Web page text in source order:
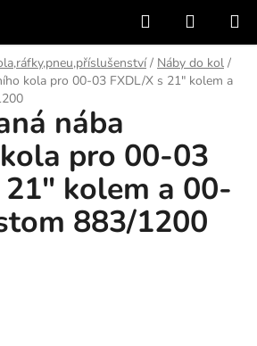
Hledat
KOŠÍK
/ Náby do kol /
kola pro 00-03 FXDL/X s 21" kolem a
nába
pro 00-03
21" kolem a 00-
883/1200